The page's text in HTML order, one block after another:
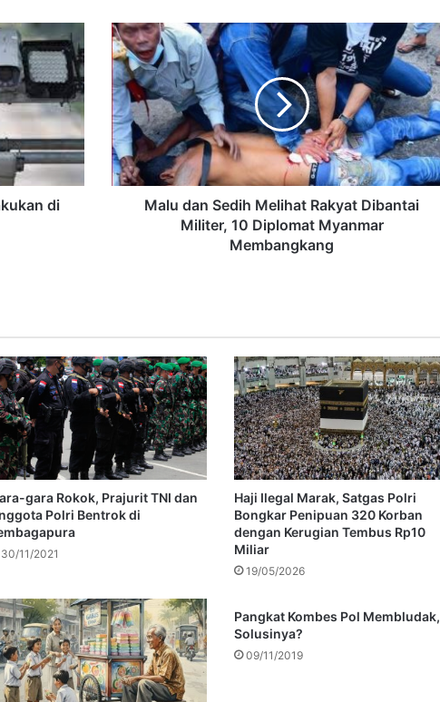
di
Malu dan Sedih Melihat Rakyat Dibantai
Militer, 10 Diplomat Myanmar
Membangkang
gara Rokok, Prajurit TNI dan
Polri Bentrok di
30/11/2021
Haji Ilegal Marak, Satgas Polri
Bongkar Penipuan 320 Korban
dengan Kerugian Tembus Rp10
Miliar
19/05/2026
Pangkat Kombes Pol Membludak,
Solusinya?
09/11/2019